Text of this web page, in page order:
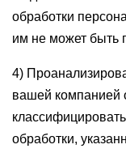
обработки
им не может быть
4)
вашей компанией
обработки,